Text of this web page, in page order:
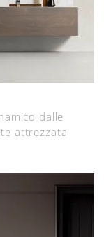
dalle
attrezzata